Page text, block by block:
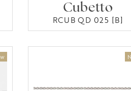
Cubetto
RCUB QD 025 [B]